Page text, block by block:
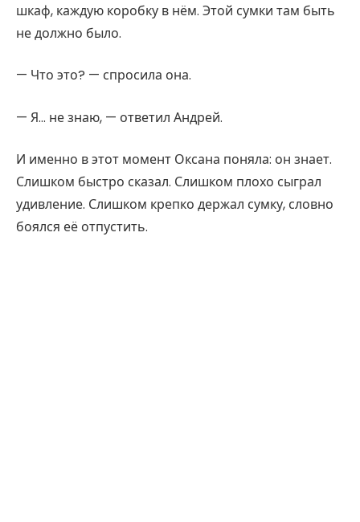
шкаф, каждую коробку в нём. Этой сумки там быть
не должно было.
— Что это? — спросила она.
— Я… не знаю, — ответил Андрей.
И именно в этот момент Оксана поняла: он знает.
Слишком быстро сказал. Слишком плохо сыграл
удивление. Слишком крепко держал сумку, словно
боялся её отпустить.